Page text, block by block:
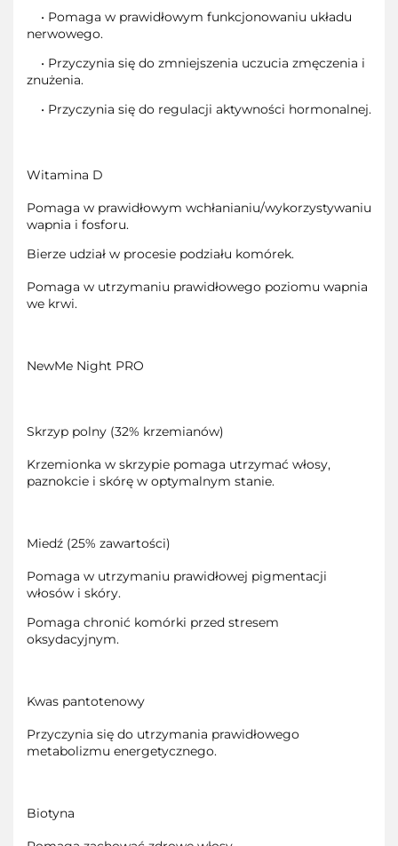
• Pomaga w prawidłowym funkcjonowaniu układu
nerwowego.
• Przyczynia się do zmniejszenia uczucia zmęczenia i
znużenia.
• Przyczynia się do regulacji aktywności hormonalnej.
Witamina D
Pomaga w prawidłowym wchłanianiu/wykorzystywaniu
wapnia i fosforu.
Bierze udział w procesie podziału komórek.
Pomaga w utrzymaniu prawidłowego poziomu wapnia
we krwi.
NewMe Night PRO
Skrzyp polny (32% krzemianów)
Krzemionka w skrzypie pomaga utrzymać włosy,
paznokcie i skórę w optymalnym stanie.
Miedź (25% zawartości)
Pomaga w utrzymaniu prawidłowej pigmentacji
włosów i skóry.
Pomaga chronić komórki przed stresem
oksydacyjnym.
Kwas pantotenowy
Przyczynia się do utrzymania prawidłowego
metabolizmu energetycznego.
Biotyna